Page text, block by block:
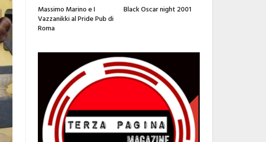
Massimo Marino e I
Vazzanikki al Pride Pub di
Roma
Black Oscar night 2001